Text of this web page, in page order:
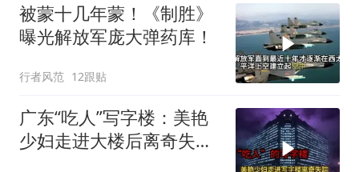
被蒙十几年蒙！《制胜》
曝光解放军庞大弹药库！
行者风范 12跟贴
广东“吃人”写字楼：美艳
少妇走进大楼后离奇失